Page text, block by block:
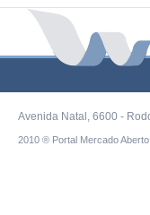
Avenida Natal, 6600 -
2010 ® Portal Mercado